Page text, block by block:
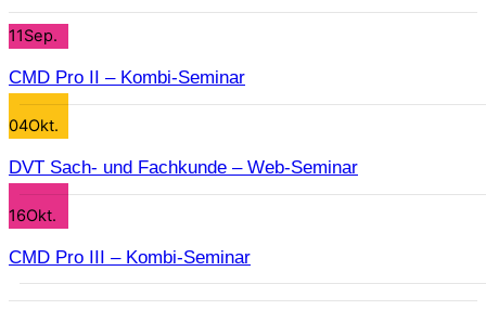
11Sep.
CMD Pro II – Kombi-Seminar
04Okt.
DVT Sach- und Fachkunde – Web-Seminar
16Okt.
CMD Pro III – Kombi-Seminar